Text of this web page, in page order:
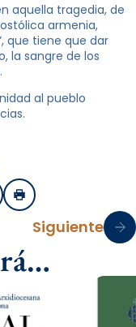
aquella tragedia, de
armenia,
que tiene que dar
la sangre de los
al pueblo
Imprimir
Siguiente